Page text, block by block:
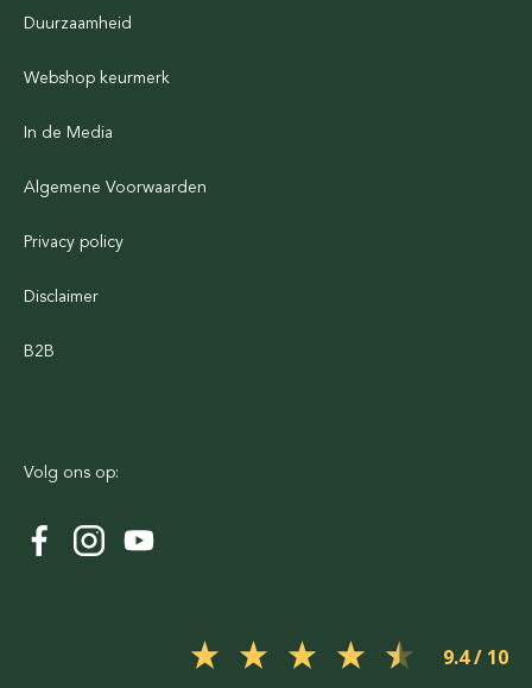
Duurzaamheid
Webshop keurmerk
In de Media
Algemene Voorwaarden
Privacy policy
Disclaimer
B2B
Volg ons op:
9.4